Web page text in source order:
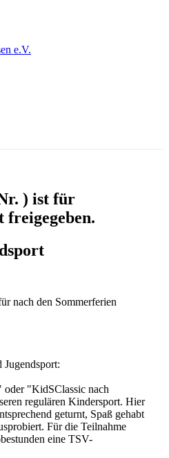
e.V.
) ist für
freigegeben.
nach den Sommerferien
"KidSClassic nach
regulären Kindersport. Hier
geturnt, Spaß gehabt
Für die Teilnahme
eine TSV-